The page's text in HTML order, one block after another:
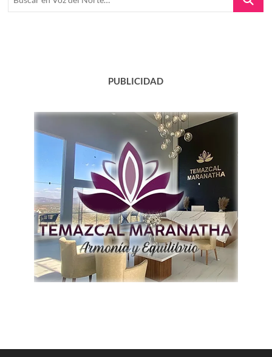
PUBLICIDAD